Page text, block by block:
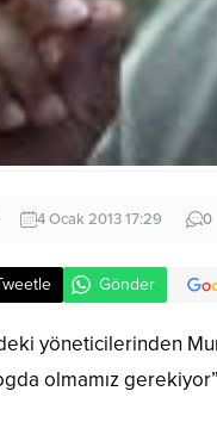
4 Ocak 2013 17:29 0
Gönder
yöneticilerinden
olmamız